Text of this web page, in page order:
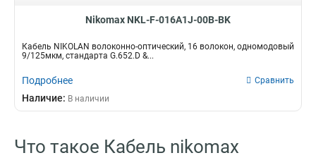
Nikomax NKL-F-016A1J-00B-BK
Кабель NIKOLAN волоконно-оптический, 16 волокон, одномодовый
9/125мкм, стандарта G.652.D &...
Подробнее Сравнить
Наличие: В наличии
Что такое Кабель nikomax